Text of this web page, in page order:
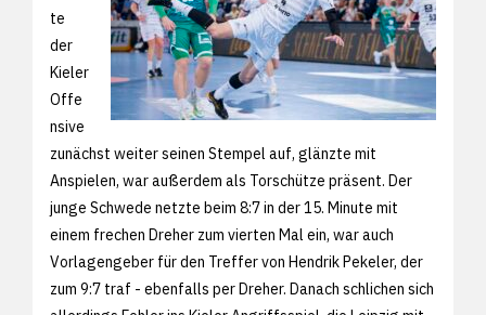
te
der
Kieler
Offe
nsive
zunächst weiter seinen Stempel auf, glänzte mit
Anspielen, war außerdem als Torschütze präsent. Der
junge Schwede netzte beim 8:7 in der 15. Minute mit
einem frechen Dreher zum vierten Mal ein, war auch
Vorlagengeber für den Treffer von Hendrik Pekeler, der
zum 9:7 traf - ebenfalls per Dreher. Danach schlichen sich